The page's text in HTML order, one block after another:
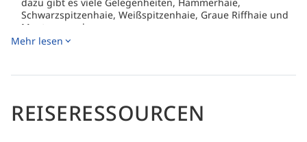
Schwarzspitzenhaie, Weißspitzenhaie, Graue Riffhaie und
Mantas zu sehen
An Bord befindet sich ein eigener Kameraraum mit
Mehr lesen
REISERESSOURCEN